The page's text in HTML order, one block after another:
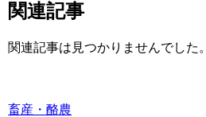
関連記事
関連記事は見つかりませんでした。
畜産・酪農